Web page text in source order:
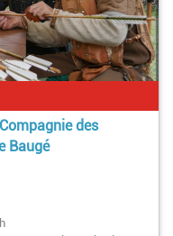
des
Baugé